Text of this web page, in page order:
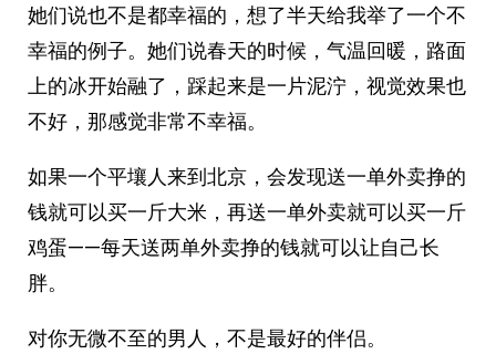
她们说也不是都幸福的，想了半天给我举了一个不
幸福的例子。她们说春天的时候，气温回暖，路面
上的冰开始融了，踩起来是一片泥泞，视觉效果也
不好，那感觉非常不幸福。
如果一个平壤人来到北京，会发现送一单外卖挣的
钱就可以买一斤大米，再送一单外卖就可以买一斤
鸡蛋——每天送两单外卖挣的钱就可以让自己长
胖。
对你无微不至的男人，不是最好的伴侣。